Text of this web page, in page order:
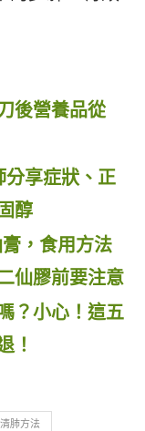
後營養品從
享症狀、正
醇
，食用方法
仙膠前要注意
？小心！這五
！
清肺方法